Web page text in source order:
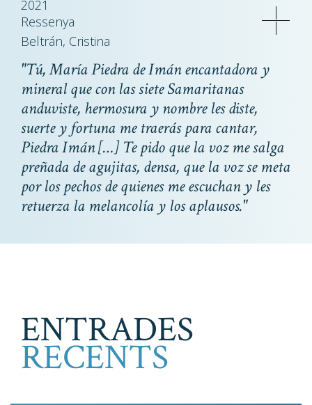
2021
Ressenya
Beltrán, Cristina
"Tú, María Piedra de Imán encantadora y
mineral que con las siete Samaritanas
anduviste, hermosura y nombre les diste,
suerte y fortuna me traerás para cantar,
Piedra Imán[…] Te pido que la voz me salga
preñada de agujitas, densa, que la voz se meta
por los pechos de quienes me escuchan y les
retuerza la melancolía y los aplausos."
ENTRADES
RECENTS